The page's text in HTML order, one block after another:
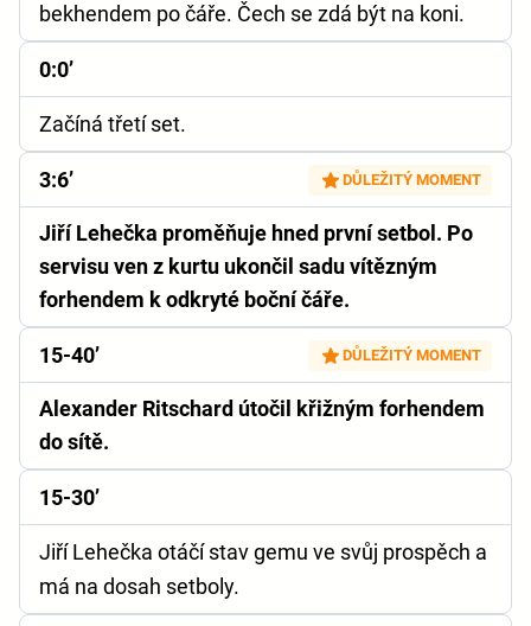
bekhendem po čáře. Čech se zdá být na koni.
0:0’
Začíná třetí set.
3:6’ DŮLEŽITÝ MOMENT
Jiří Lehečka proměňuje hned první setbol. Po
servisu ven z kurtu ukončil sadu vítězným
forhendem k odkryté boční čáře.
15-40’ DŮLEŽITÝ MOMENT
Alexander Ritschard útočil křižným forhendem
do sítě.
15-30’
Jiří Lehečka otáčí stav gemu ve svůj prospěch a
má na dosah setboly.